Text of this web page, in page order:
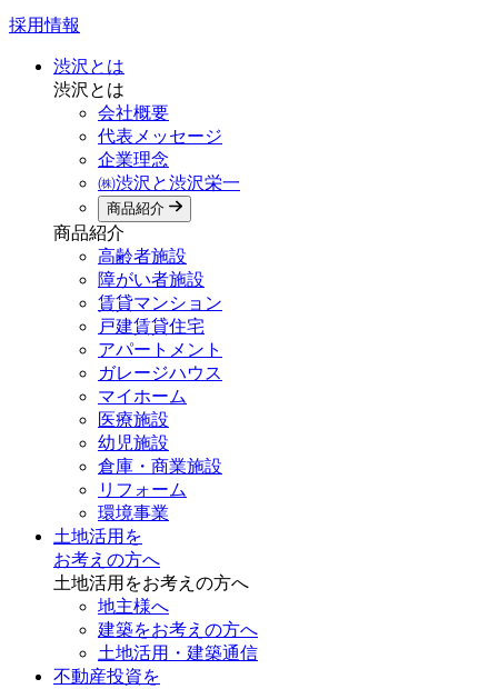
採用情報
渋沢とは
渋沢とは
会社概要
代表メッセージ
企業理念
㈱渋沢と渋沢栄一
商品紹介
商品紹介
高齢者施設
障がい者施設
賃貸マンション
戸建賃貸住宅
アパートメント
ガレージハウス
マイホーム
医療施設
幼児施設
倉庫・商業施設
リフォーム
環境事業
土地活用を
お考えの方へ
土地活用をお考えの方へ
地主様へ
建築をお考えの方へ
土地活用・建築通信
不動産投資を